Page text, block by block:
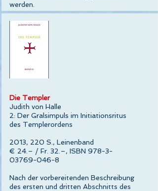
werden.
Die Templer
Judith von Halle
2: Der Gralsimpuls im Initiationsritus
des Templerordens
2013, 220 S., Leinenband
€ 24.– / Fr. 32.–, ISBN 978-3-
03769-046-8
Nach der vorbereitenden Beschreibung
des ersten und dritten Abschnitts des